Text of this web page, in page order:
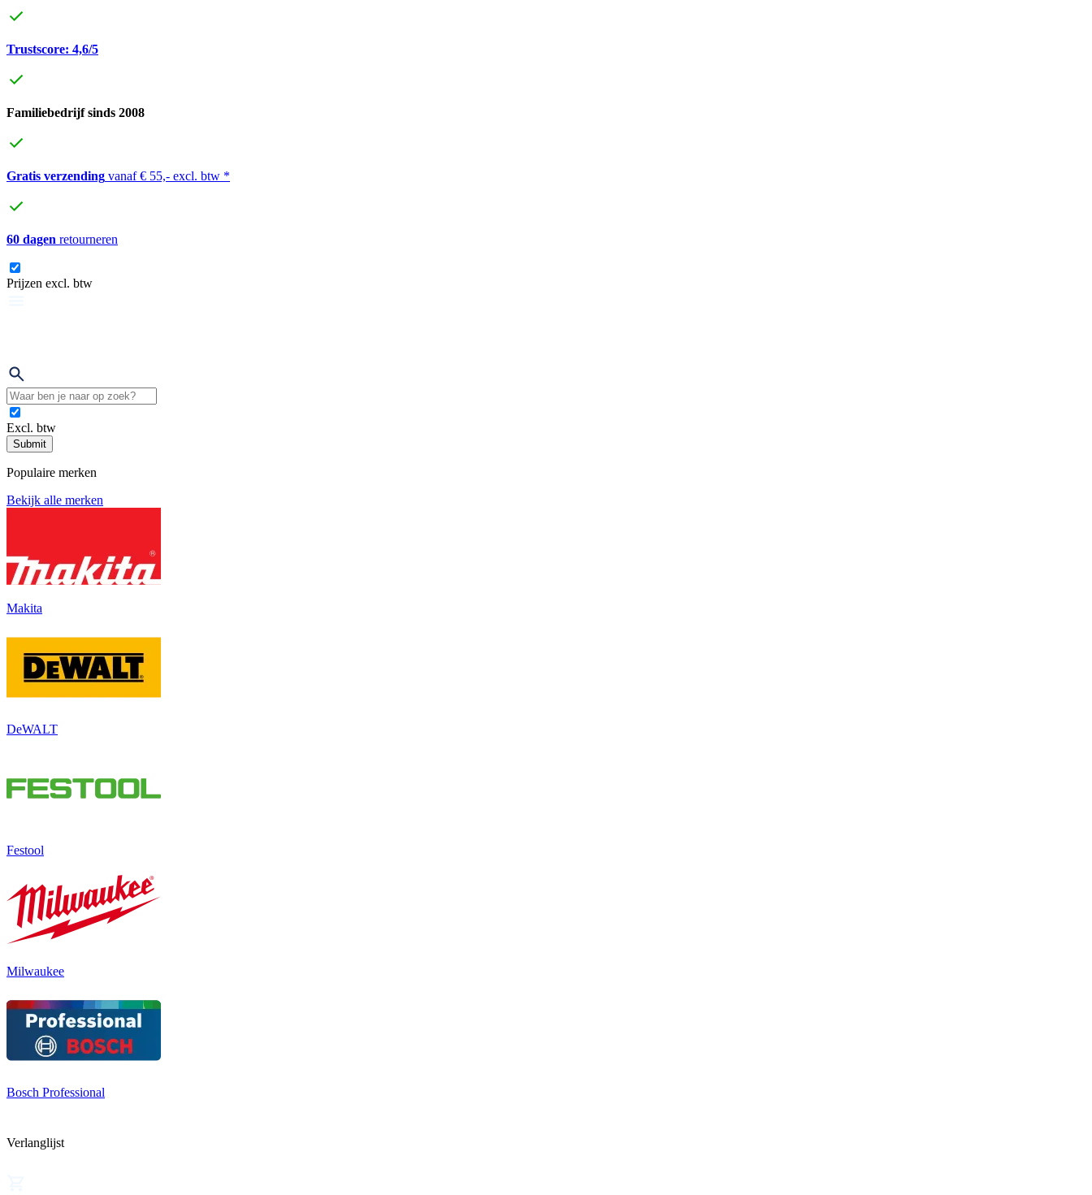
Trustscore: 4,6/5
Familiebedrijf sinds 2008
Gratis verzending vanaf € 55,- excl. btw *
60 dagen retourneren
Prijzen excl. btw
Excl. btw
Submit
Populaire merken
Bekijk alle merken
Makita
DeWALT
Festool
Milwaukee
Bosch Professional
Verlanglijst